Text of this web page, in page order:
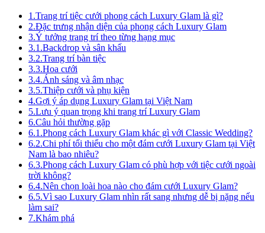
1.Trang trí tiệc cưới phong cách Luxury Glam là gì?
2.Đặc trưng nhận diện của phong cách Luxury Glam
3.Ý tưởng trang trí theo từng hạng mục
3.1.Backdrop và sân khấu
3.2.Trang trí bàn tiệc
3.3.Hoa cưới
3.4.Ánh sáng và âm nhạc
3.5.Thiệp cưới và phụ kiện
4.Gợi ý áp dụng Luxury Glam tại Việt Nam
5.Lưu ý quan trọng khi trang trí Luxury Glam
6.Câu hỏi thường gặp
6.1.Phong cách Luxury Glam khác gì với Classic Wedding?
6.2.Chi phí tối thiểu cho một đám cưới Luxury Glam tại Việt
Nam là bao nhiêu?
6.3.Phong cách Luxury Glam có phù hợp với tiệc cưới ngoài
trời không?
6.4.Nên chọn loài hoa nào cho đám cưới Luxury Glam?
6.5.Vì sao Luxury Glam nhìn rất sang nhưng dễ bị nặng nếu
làm sai?
7.Khám phá